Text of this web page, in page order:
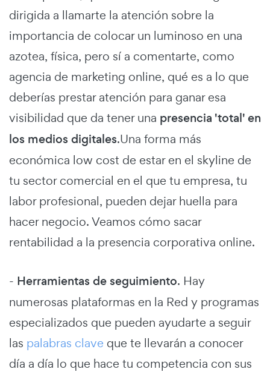
dirigida a llamarte la atención sobre la
importancia de colocar un luminoso en una
azotea, física, pero sí a comentarte, como
agencia de marketing online, qué es a lo que
deberías prestar atención para ganar esa
visibilidad que da tener una presencia 'total' en
los medios digitales.Una forma más
económica low cost de estar en el skyline de
tu sector comercial en el que tu empresa, tu
labor profesional, pueden dejar huella para
hacer negocio. Veamos cómo sacar
rentabilidad a la presencia corporativa online.
- Herramientas de seguimiento. Hay
numerosas plataformas en la Red y programas
especializados que pueden ayudarte a seguir
las palabras clave que te llevarán a conocer
día a día lo que hace tu competencia con sus